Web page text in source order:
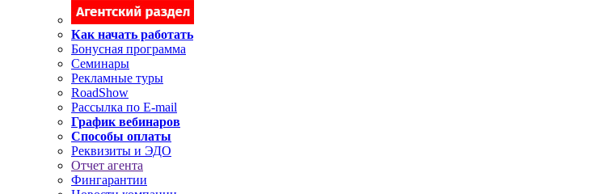
Как начать работать
Бонусная программа
Семинары
Рекламные туры
RoadShow
Рассылка по E-mail
График вебинаров
Способы оплаты
Реквизиты и ЭДО
Отчет агента
Фингарантии